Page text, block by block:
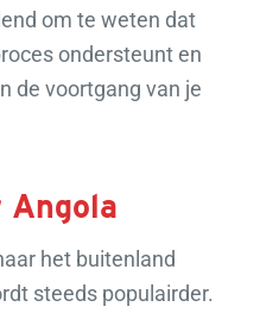
om te weten dat
ondersteunt en
de voortgang van je
Angola
het buitenland
steeds populairder.